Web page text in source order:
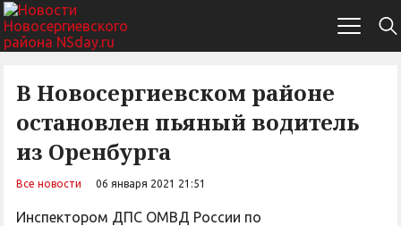
В Новосергиевском районе
остановлен пьяный водитель
из Оренбурга
Все новости 06 января 2021 21:51
Инспектором ДПС ОМВД России по